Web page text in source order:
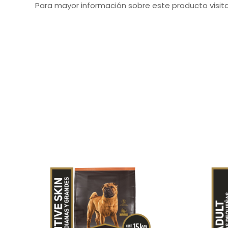
Para mayor información sobre este producto